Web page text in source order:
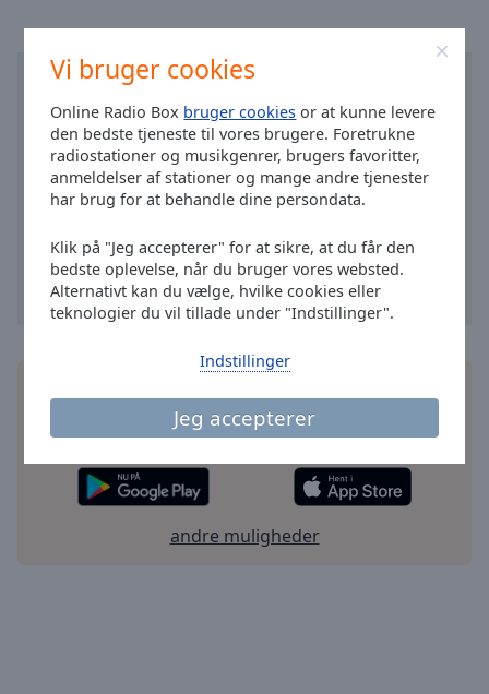
Vi bruger cookies
Online Radio Box bruger cookies or at kunne levere
den bedste tjeneste til vores brugere. Foretrukne
radiostationer og musikgenrer, brugers favoritter,
anmeldelser af stationer og mange andre tjenester
har brug for at behandle dine persondata.
Klik på "Jeg accepterer" for at sikre, at du får den
bedste oplevelse, når du bruger vores websted.
Alternativt kan du vælge, hvilke cookies eller
teknologier du vil tillade under "Indstillinger".
Jeg accepterer
Indstillinger
Background
Opacity
Family
på din smartphone, og lyt til dine foretrukne
radiostationer online – uanset hvor du er!
andre muligheder